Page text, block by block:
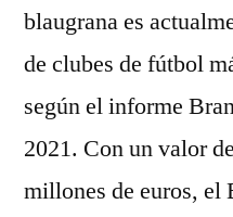
blaugrana es
de clubes de fútbol
según el informe
2021. Con un valor
millones de euros, el